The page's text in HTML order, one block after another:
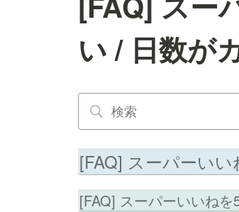
い / 日数が
[FAQ] スーパーい
[FAQ] スーパーいいね